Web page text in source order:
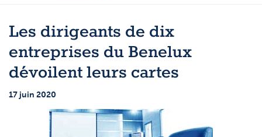
Produits
Produits
Plateformes
Support
Questions fréquemment posées
Topic
Topic
Nos analystes
Les dirigeants de dix
entreprises du Benelux
dévoilent leurs cartes
17 juin 2020